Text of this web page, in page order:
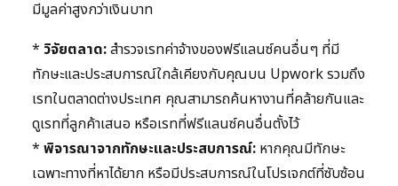
มีมูลค่าสูงกว่าเงินบาท
* วิจัยตลาด:สำรวจเรทค่าจ้างของฟรีแลนซ์คนอื่นๆ ที่มี
ทักษะและประสบการณ์ใกล้เคียงกับคุณบน Upwork รวมถึง
เรทในตลาดต่างประเทศ คุณสามารถค้นหางานที่คล้ายกันและ
ดูเรทที่ลูกค้าเสนอ หรือเรทที่ฟรีแลนซ์คนอื่นตั้งไว้
* พิจารณาจากทักษะและประสบการณ์: หากคุณมีทักษะ
เฉพาะทางที่หาได้ยาก หรือมีประสบการณ์ในโปรเจกต์ที่ซับซ้อน